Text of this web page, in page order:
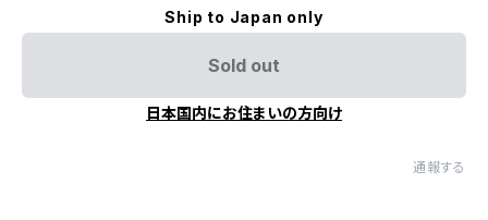
Ship to Japan only
Sold out
日本国内にお住まいの方向け
通報する